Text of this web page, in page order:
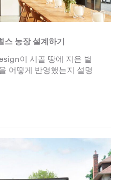
스 농장 설계하기
이 시골 땅에 지은 별
어떻게 반영했는지 설명